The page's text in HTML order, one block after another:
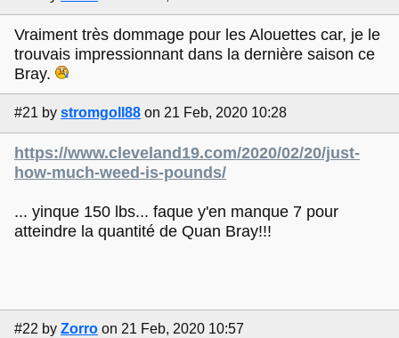
Vraiment très dommage pour les Alouettes car, je le
trouvais impressionnant dans la dernière saison ce
Bray.
#21 by stromgoll88 on 21 Feb, 2020 10:28
https://www.cleveland19.com/2020/02/20/just-
how-much-weed-is-pounds/
... yinque 150 lbs... faque y'en manque 7 pour
atteindre la quantité de Quan Bray!!!
#22 by Zorro on 21 Feb, 2020 10:57